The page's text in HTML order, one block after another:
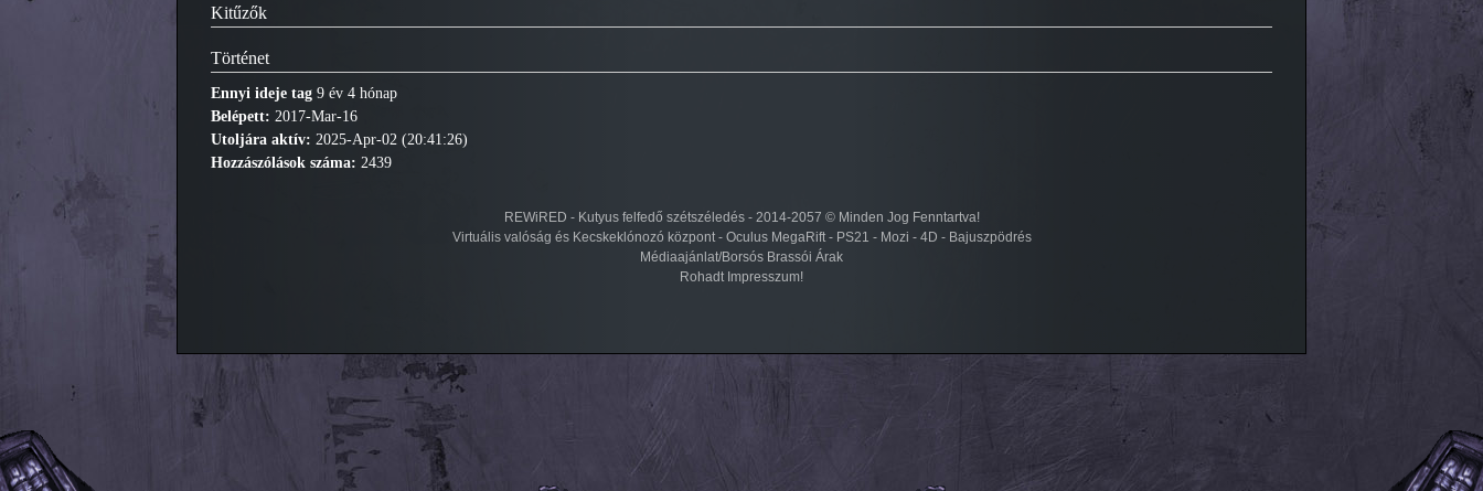
Kitűzők
Történet
Ennyi ideje tag 9 év 4 hónap
Belépett: 2017-Mar-16
Utoljára aktív: 2025-Apr-02 (20:41:26)
Hozzászólások száma: 2439
REWiRED - Kutyus felfedő szétszéledés - 2014-2057 © Minden Jog Fenntartva!
Virtuális valóság és Kecskeklónozó központ - Oculus MegaRift - PS21 - Mozi - 4D - Bajuszpödrés
Médiaajánlat/Borsós Brassói Árak
Rohadt Impresszum!